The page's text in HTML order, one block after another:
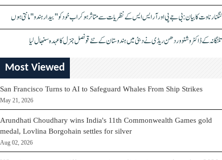
کنگنا رناوت کا بیان: بی جے پی اور آر ایس ایس کے نظریات سے متاثر ہو کر اب خود کو "بیدار ہندو" مانتی ہوں
تلنگانہ کے ڈاکٹر وشنو وردھن ریڈی نے دبئی میں ہندوستان کے نئے قونصل جنرل کا عہدہ سنبھال لیا
Most Viewed
San Francisco Turns to AI to Safeguard Whales From Ship Strikes
May 21, 2026
Arundhati Choudhary wins India's 11th Commonwealth Games gold
medal, Lovlina Borgohain settles for silver
Aug 02, 2026